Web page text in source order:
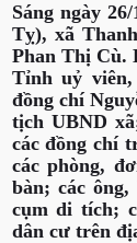
Sáng ngày
Tỵ), xã
Phan Thị Cù.
Tỉnh uỷ
đồng chí
tịch UBND
các đồng chí
các phòng,
bàn; các
cụm di tích;
dân cư trên